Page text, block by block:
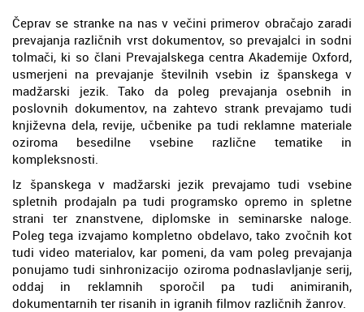
Čeprav se stranke na nas v večini primerov obračajo zaradi
prevajanja različnih vrst dokumentov, so prevajalci in sodni
tolmači, ki so člani Prevajalskega centra Akademije Oxford,
usmerjeni na prevajanje številnih vsebin iz španskega v
madžarski jezik. Tako da poleg prevajanja osebnih in
poslovnih dokumentov, na zahtevo strank prevajamo tudi
književna dela, revije, učbenike pa tudi reklamne materiale
oziroma besedilne vsebine različne tematike in
kompleksnosti.
Iz španskega v madžarski jezik prevajamo tudi vsebine
spletnih prodajaln pa tudi programsko opremo in spletne
strani ter znanstvene, diplomske in seminarske naloge.
Poleg tega izvajamo kompletno obdelavo, tako zvočnih kot
tudi video materialov, kar pomeni, da vam poleg prevajanja
ponujamo tudi sinhronizacijo oziroma podnaslavljanje serij,
oddaj in reklamnih sporočil pa tudi animiranih,
dokumentarnih ter risanih in igranih filmov različnih žanrov.